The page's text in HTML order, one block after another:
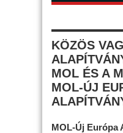
KÖZÖS
MOL ÉS A
MOL-ÚJ
MOL-Új Európa